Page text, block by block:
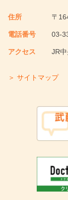
住所 〒
電話番号 03-
アクセス JR
＞ サイトマップ